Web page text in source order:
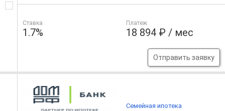
Ставка
1.7%
Платеж
18 894 ₽ / мес
Отправить заявку
Семейная ипотека